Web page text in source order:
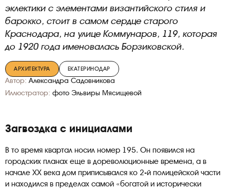
эклектики с элементами византийского стиля и
барокко, стоит в самом сердце старого
Краснодара, на улице Коммунаров, 119, которая
до 1920 года именовалась Борзиковской.
АРХИТЕКТУРА ЕКАТЕРИНОДАР
Автор: Александра Садовникова
Иллюстратор: фото Эльвиры Мясищевой
Загвоздка с инициалами
В то время квартал носил номер 195. Он появился на
городских планах еще в дореволюционные времена, а в
начале ХХ века дом приписывался ко 2-й полицейской части
и находился в пределах самой «богатой и исторически